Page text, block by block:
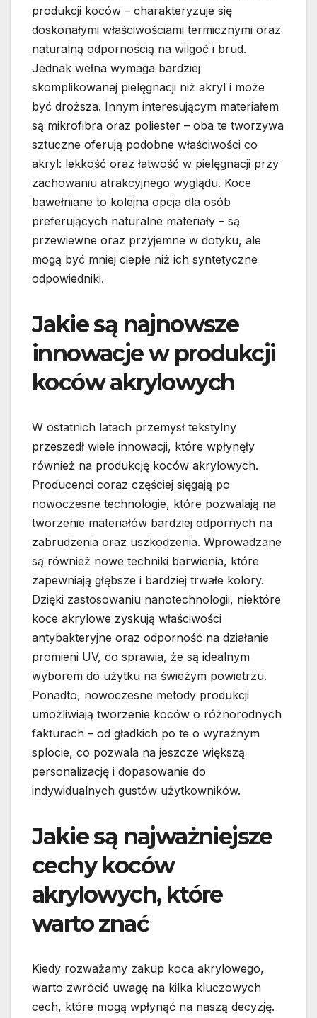
produkcji koców – charakteryzuje się
doskonałymi właściwościami termicznymi oraz
naturalną odpornością na wilgoć i brud.
Jednak wełna wymaga bardziej
skomplikowanej pielęgnacji niż akryl i może
być droższa. Innym interesującym materiałem
są mikrofibra oraz poliester – oba te tworzywa
sztuczne oferują podobne właściwości co
akryl: lekkość oraz łatwość w pielęgnacji przy
zachowaniu atrakcyjnego wyglądu. Koce
bawełniane to kolejna opcja dla osób
preferujących naturalne materiały – są
przewiewne oraz przyjemne w dotyku, ale
mogą być mniej ciepłe niż ich syntetyczne
odpowiedniki.
Jakie są najnowsze
innowacje w produkcji
koców akrylowych
W ostatnich latach przemysł tekstylny
przeszedł wiele innowacji, które wpłynęły
również na produkcję koców akrylowych.
Producenci coraz częściej sięgają po
nowoczesne technologie, które pozwalają na
tworzenie materiałów bardziej odpornych na
zabrudzenia oraz uszkodzenia. Wprowadzane
są również nowe techniki barwienia, które
zapewniają głębsze i bardziej trwałe kolory.
Dzięki zastosowaniu nanotechnologii, niektóre
koce akrylowe zyskują właściwości
antybakteryjne oraz odporność na działanie
promieni UV, co sprawia, że są idealnym
wyborem do użytku na świeżym powietrzu.
Ponadto, nowoczesne metody produkcji
umożliwiają tworzenie koców o różnorodnych
fakturach – od gładkich po te o wyraźnym
splocie, co pozwala na jeszcze większą
personalizację i dopasowanie do
indywidualnych gustów użytkowników.
Jakie są najważniejsze
cechy koców
akrylowych, które
warto znać
Kiedy rozważamy zakup koca akrylowego,
warto zwrócić uwagę na kilka kluczowych
cech, które mogą wpłynąć na naszą decyzję.